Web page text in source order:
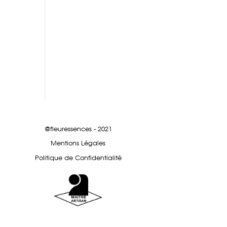
@fleuressences - 2021
Mentions Légales
Politique de Confidentialité